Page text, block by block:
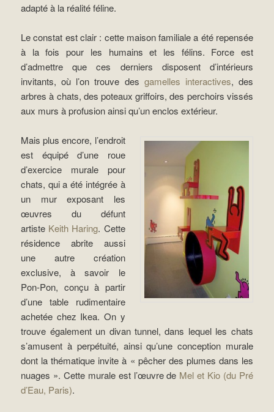
adapté à la réalité féline.
Le constat est clair : cette maison familiale a été repensée
à la fois pour les humains et les félins. Force est
d’admettre que ces derniers disposent d’intérieurs
invitants, où l’on trouve des gamelles interactives, des
arbres à chats, des poteaux griffoirs, des perchoirs vissés
aux murs à profusion ainsi qu’un enclos extérieur.
Mais plus encore, l’endroit
est équipé d’une roue
d’exercice murale pour
chats, qui a été intégrée à
un mur exposant les
œuvres du défunt
artiste Keith Haring. Cette
résidence abrite aussi
une autre création
exclusive, à savoir le
Pon-Pon, conçu à partir
d’une table rudimentaire
achetée chez Ikea. On y
trouve également un divan tunnel, dans lequel les chats
s’amusent à perpétuité, ainsi qu’une conception murale
dont la thématique invite à « pêcher des plumes dans les
nuages ». Cette murale est l’œuvre de Mel et Kio (du Pré
d’Eau, Paris).